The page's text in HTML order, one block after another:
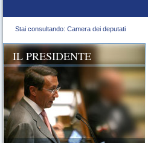
Stai consultando: Camera dei deputati
IL PRESIDENTE